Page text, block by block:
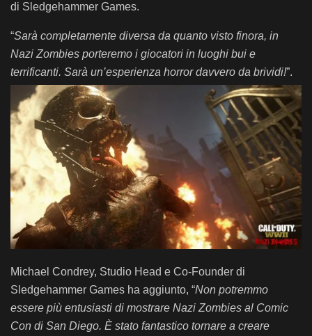
di Sledgehammer Games.
“Sarà completamente diversa da quanto visto finora, in
Nazi Zombies porteremo i giocatori in luoghi bui e
terrificanti. Sarà un’esperienza horror davvero da brividi!”.
Michael Condrey, Studio Head e Co-Founder di
Sledgehammer Games ha aggiunto, “Non potremmo
essere più entusiasti di mostrare Nazi Zombies al Comic
Con di San Diego. È stato fantastico tornare a creare